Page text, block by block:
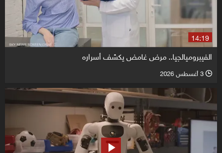
14:19
الفيبروميالجيا.. مرض غامض يكشف أسراره
l 3 أغسطس 2026